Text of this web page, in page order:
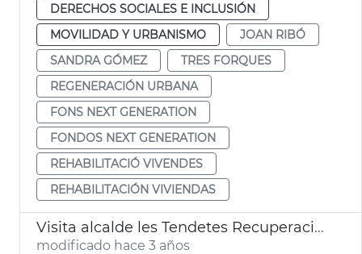
DERECHOS SOCIALES E INCLUSIÓN
MOVILIDAD Y URBANISMO
JOAN RIBÓ
SANDRA GÓMEZ
TRES FORQUES
REGENERACIÓN URBANA
FONS NEXT GENERATION
FONDOS NEXT GENERATION
REHABILITACIÓ VIVENDES
REHABILITACIÓN VIVIENDAS
Visita alcalde les Tendetes Recuperación viviendas Next Generation
modificado hace 3 años